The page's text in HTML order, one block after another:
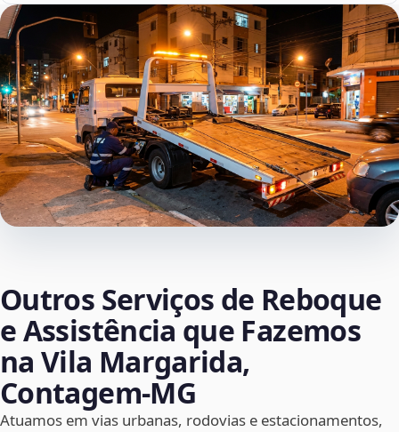
Outros Serviços de Reboque
e Assistência que Fazemos
na Vila Margarida,
Contagem‑MG
Atuamos em vias urbanas, rodovias e estacionamentos,